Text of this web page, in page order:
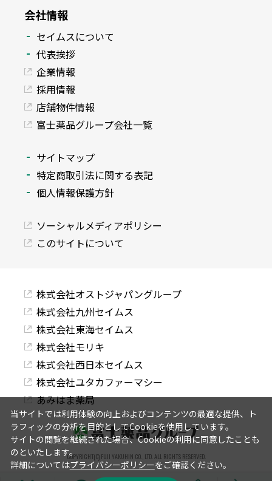
会社情報
セイムスについて
代表挨拶
企業情報
採用情報
店舗物件情報
富士薬品グループ会社一覧
サイトマップ
特定商取引法に関する表記
個人情報保護方針
ソーシャルメディアポリシー
このサイトについて
株式会社オストジャパングループ
株式会社九州セイムス
株式会社東海セイムス
株式会社モリキ
株式会社西日本セイムス
株式会社ユタカファーマシー
あみはま薬局
COPYRIGHT(C) FUJI YAKUHIN CO., LTD. ALL RIGHTS RESERVED.
当サイトでは利用体験の向上およびコンテンツの最適な提供、ト
ラフィックの分析を目的としてCookieを使用しています。
サイトの閲覧を継続された場合、Cookieの利用に同意したことも
のといたします。
詳細についてはプライバシーポリシーをご確認ください。